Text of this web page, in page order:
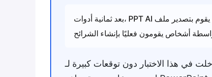
بعد ثمانية أدوات، PPT AI هو الأداة التي لا تزال مفتوحة في علامة تبويب المتصفح. يقوم بتصدير ملف .pptx نظيف